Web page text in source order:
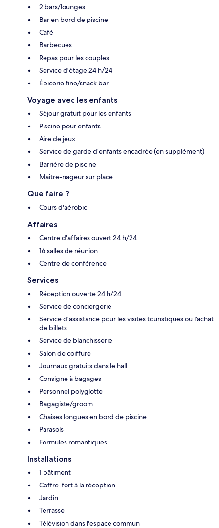
2 bars/lounges
Bar en bord de piscine
Café
Barbecues
Repas pour les couples
Service d'étage 24 h/24
Épicerie fine/snack bar
Voyage avec les enfants
Séjour gratuit pour les enfants
Piscine pour enfants
Aire de jeux
Service de garde d’enfants encadrée (en supplément)
Barrière de piscine
Maître-nageur sur place
Que faire ?
Cours d'aérobic
Affaires
Centre d'affaires ouvert 24 h/24
16 salles de réunion
Centre de conférence
Services
Réception ouverte 24 h/24
Service de conciergerie
Service d'assistance pour les visites touristiques ou l'achat
de billets
Service de blanchisserie
Salon de coiffure
Journaux gratuits dans le hall
Consigne à bagages
Personnel polyglotte
Bagagiste/groom
Chaises longues en bord de piscine
Parasols
Formules romantiques
Installations
1 bâtiment
Coffre-fort à la réception
Jardin
Terrasse
Télévision dans l'espace commun